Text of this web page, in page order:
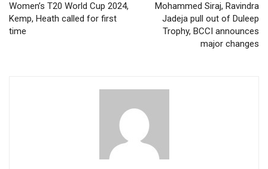
Women’s T20 World Cup 2024,
Kemp, Heath called for first
time
Mohammed Siraj, Ravindra
Jadeja pull out of Duleep
Trophy, BCCI announces
major changes